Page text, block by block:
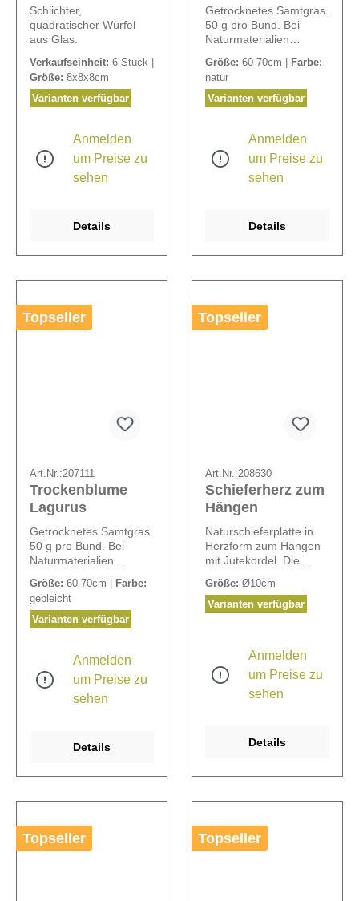
Schlichter,
quadratischer Würfel
aus Glas.
Verkaufseinheit: 6 Stück |
Größe: 8x8x8cm
Varianten verfügbar
Anmelden
um Preise zu
sehen
Details
Getrocknetes Samtgras.
50 g pro Bund. Bei
Naturmaterialien
Farben abweichen.
Größe: 60-70cm | Farbe:
natur
Varianten verfügbar
Anmelden
um Preise zu
sehen
Details
Topseller
Art.Nr.:207111
Trockenblume
Lagurus
Getrocknetes Samtgras.
50 g pro Bund. Bei
Naturmaterialien
Farben abweichen.
Größe: 60-70cm | Farbe:
gebleicht
Varianten verfügbar
Anmelden
um Preise zu
sehen
Details
Topseller
Art.Nr.:208630
Schieferherz zum
Hängen
Naturschieferplatte in
Herzform zum Hängen
mit Jutekordel. Die
Tafelkreide oder
Kreidestiften beschriftet
Größe: Ø10cm
Varianten verfügbar
Anmelden
um Preise zu
sehen
Details
Topseller Topseller